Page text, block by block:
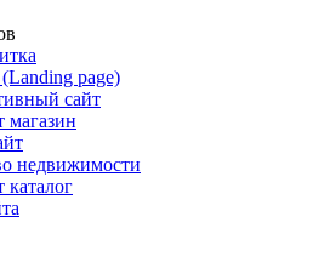
page)
сайт
магазин
недвижимости
каталог